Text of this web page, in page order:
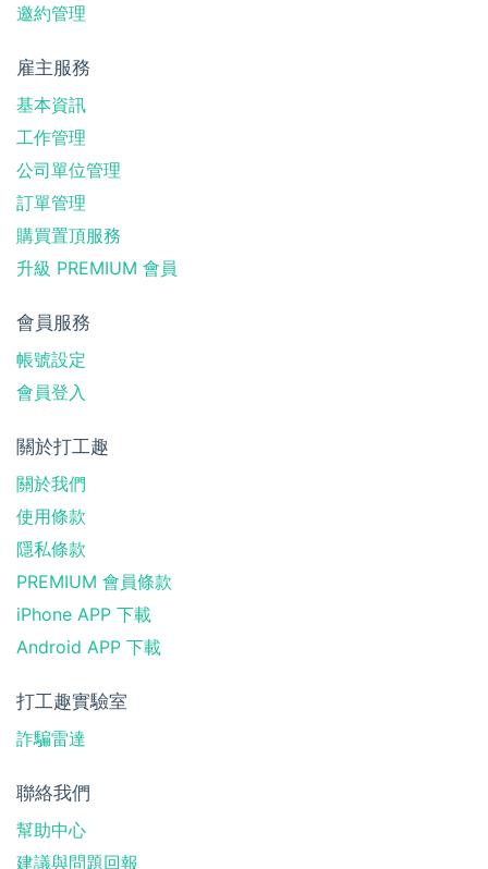
邀約管理
雇主服務
基本資訊
工作管理
公司單位管理
訂單管理
購買置頂服務
升級 PREMIUM 會員
會員服務
帳號設定
會員登入
關於打工趣
關於我們
使用條款
隱私條款
PREMIUM 會員條款
iPhone APP 下載
Android APP 下載
打工趣實驗室
詐騙雷達
聯絡我們
幫助中心
建議與問題回報